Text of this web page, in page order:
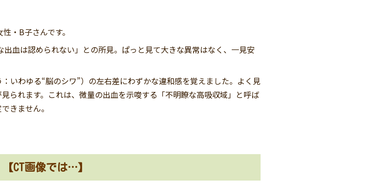
・B子さんです。
血は認められない」との所見。ぱっと見て大きな異常はなく、一見安
いわゆる“脳のシワ”）の左右差にわずかな違和感を覚えました。よく見
られます。これは、微量の出血を示唆する「不明瞭な高吸収域」と呼ば
きません。
【CT画像では…】